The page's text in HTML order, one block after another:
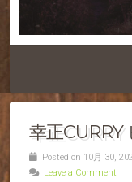
幸正
Posted on 10月 30,
Leave a Comment